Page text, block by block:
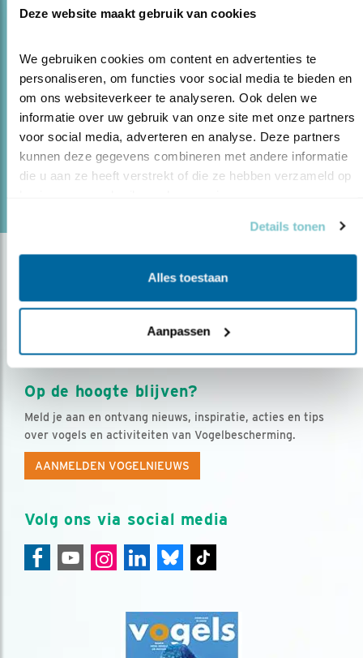
Deze website maakt gebruik van cookies
We gebruiken cookies om content en advertenties te
personaliseren, om functies voor social media te bieden en
om ons websiteverkeer te analyseren. Ook delen we
informatie over uw gebruik van onze site met onze partners
voor social media, adverteren en analyse. Deze partners
kunnen deze gegevens combineren met andere informatie
die u aan ze heeft verstrekt of die ze hebben verzameld op
Details tonen
Alles toestaan
Aanpassen
TUNESISCHE VOGELVRIENDEN
15.06.15Tunesische vogelbeschermers voerden – met
steun van Vogelbescherming – een project uit voor de
bescherming van trekvogels. Onlangs werd het project
formeel afgesloten. Bernd de Bruijn van ..
lees meer
Op de hoogte blijven?
Meld je aan en ontvang nieuws, inspiratie, acties en tips
over vogels en activiteiten van Vogelbescherming.
AANMELDEN VOGELNIEUWS
Volg ons via social media